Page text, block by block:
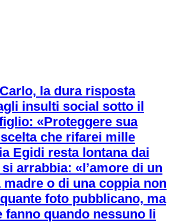
la dura risposta
insulti social sotto il
«Proteggere sua
che rifarei mille
Egidi resta lontana dai
arrabbia: «l’amore di un
madre o di una coppia non
foto pubblicano, ma
fanno quando nessuno li